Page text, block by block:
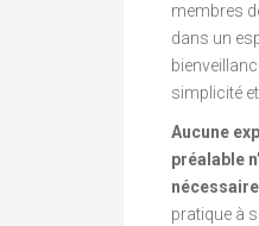
membres
dans un
simplicité
Aucune
préalable
pratique à